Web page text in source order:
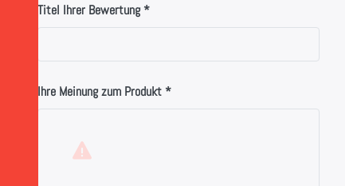
Titel Ihrer Bewertung
Ihre Meinung zum Produkt